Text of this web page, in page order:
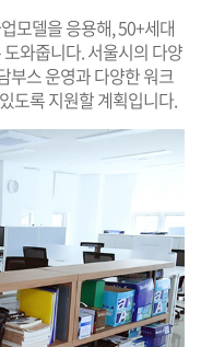
모델을 응용해, 50+세대
와줍니다. 서울시의 다양
부스 운영과 다양한 워크
도록 지원할 계획입니다.